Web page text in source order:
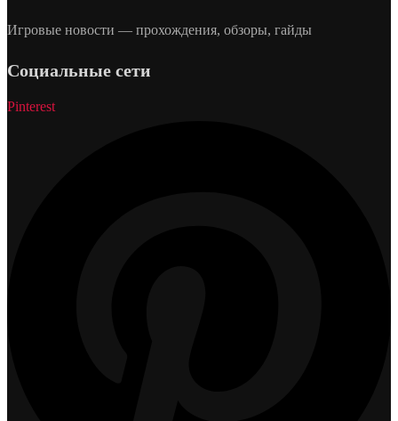
Игровые новости — прохождения, обзоры, гайды
Социальные сети
Pinterest